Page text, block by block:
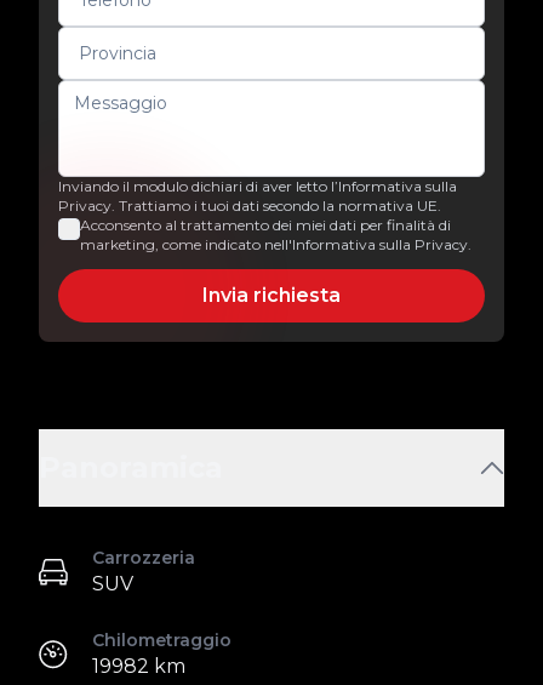
Inviando il modulo dichiari di aver letto l’Informativa sulla
Privacy. Trattiamo i tuoi dati secondo la normativa UE.
Acconsento al trattamento dei miei dati per finalità di
marketing, come indicato nell'Informativa sulla Privacy.
Invia richiesta
Carrozzeria
SUV
Chilometraggio
19982 km